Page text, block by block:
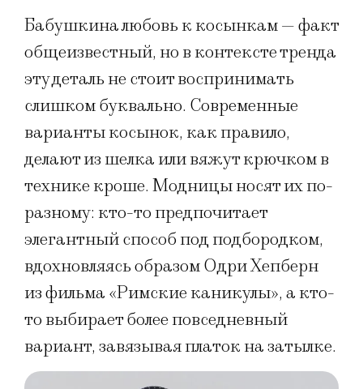
Бабушкина любовь к косынкам — факт
общеизвестный, но в контексте тренда
эту деталь не стоит воспринимать
слишком буквально. Современные
варианты косынок, как правило,
делают из шелка или вяжут крючком в
технике кроше. Модницы носят их по-
разному: кто-то предпочитает
элегантный способ под подбородком,
вдохновляясь образом Одри Хепберн
из фильма «Римские каникулы», а кто-
то выбирает более повседневный
вариант, завязывая платок на затылке.